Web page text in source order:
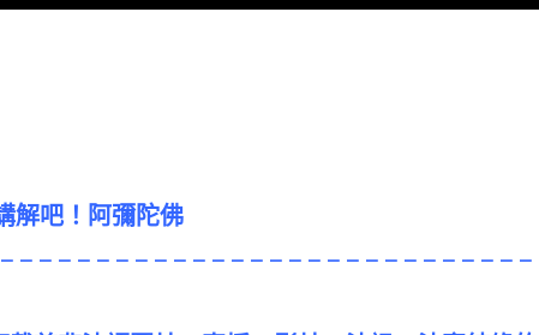
解吧！阿彌陀佛
– – – – – – – – – – – – – – – – – – – – – – – – – – –